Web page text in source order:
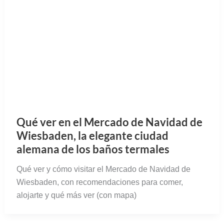
Qué ver en el Mercado de Navidad de
Wiesbaden, la elegante ciudad
alemana de los baños termales
Qué ver y cómo visitar el Mercado de Navidad de
Wiesbaden, con recomendaciones para comer,
alojarte y qué más ver (con mapa)